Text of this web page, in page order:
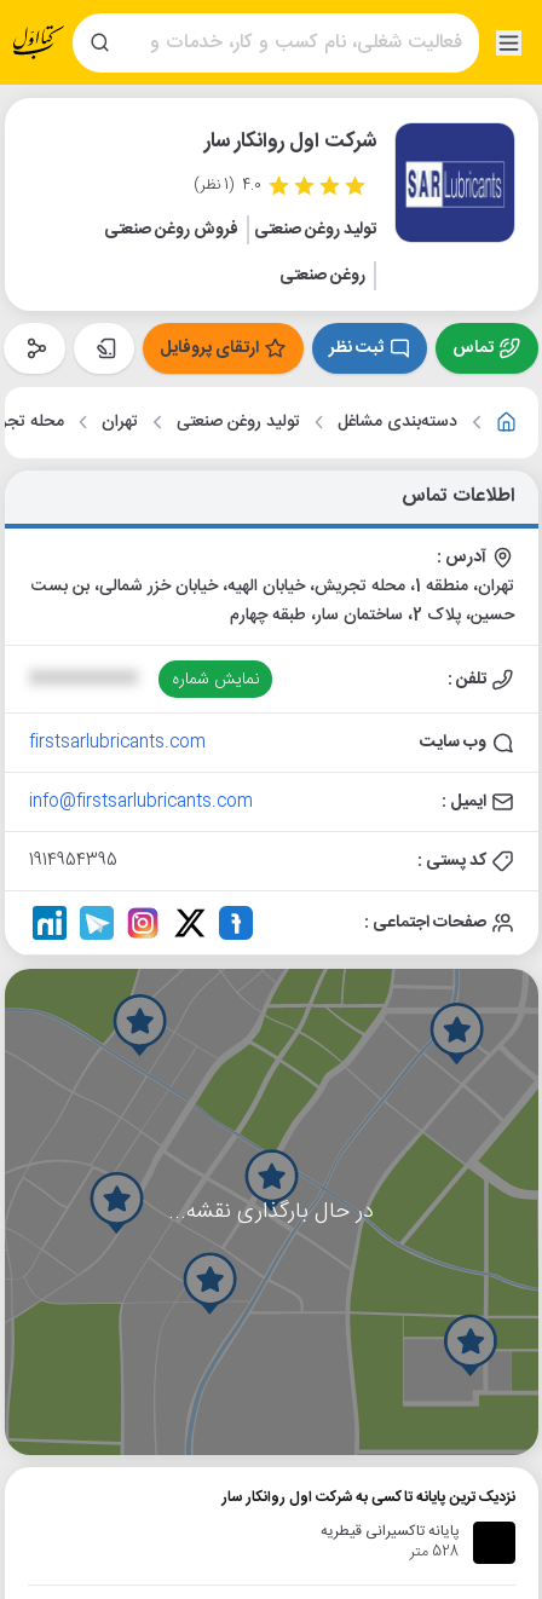
شرکت اول روانکار سار
4.0 (1 نظر)
تولید روغن صنعتی
فروش روغن صنعتی
روغن صنعتی
تماس ثبت نظر ارتقای پروفایل
دسته‌بندی مشاغل تولید روغن صنعتی تهران محله
اطلاعات تماس
آدرس :
تهران، منطقه 1، محله تجریش، خیابان الهیه، خیابان خزر شمالی، بن بست
حسین، پلاک 2، ساختمان سار، طبقه چهارم
تلفن : نمایش شماره
وب سایت firstsarlubricants.com
ایمیل : info@firstsarlubricants.com
کد پستی : 1914954395
صفحات اجتماعی :
در حال بارگذاری نقشه...
گوگل
نزدیک ترین پایانه تاکسی به شرکت اول روانکار سار
پایانه تاکسیرانی قیطریه
528 متر